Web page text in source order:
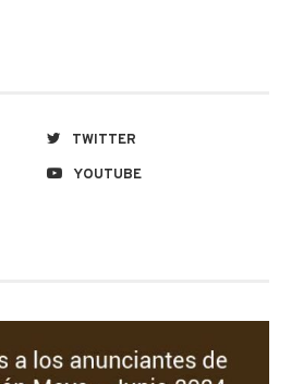
TWITTER
YOUTUBE